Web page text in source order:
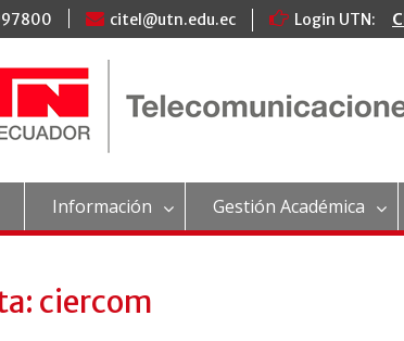
citel@utn.edu.ec Login UTN:
Información Gestión Académica
ciercom